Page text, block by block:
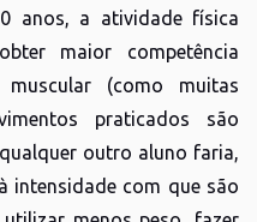
anos, a atividade física
maior competência
(como muitas
praticados são
outro aluno faria,
intensidade com que são